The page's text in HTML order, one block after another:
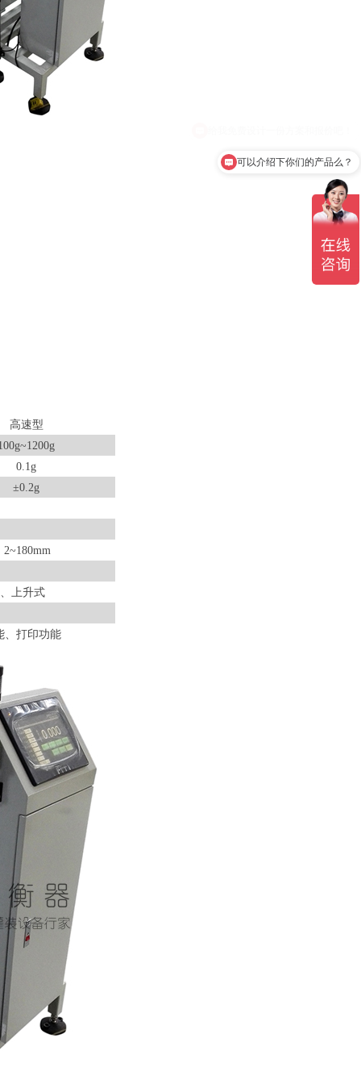
高速型
0.1g
±0.2g
2~180mm
上升式
、打印功能
可以介绍下你们的产品么？